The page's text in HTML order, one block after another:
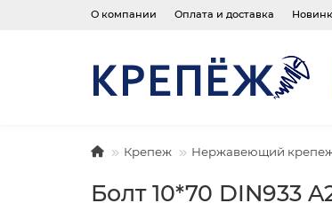
О компании Оплата и доставка
Крепеж Нержавеющий
Болт 10*70 DIN933